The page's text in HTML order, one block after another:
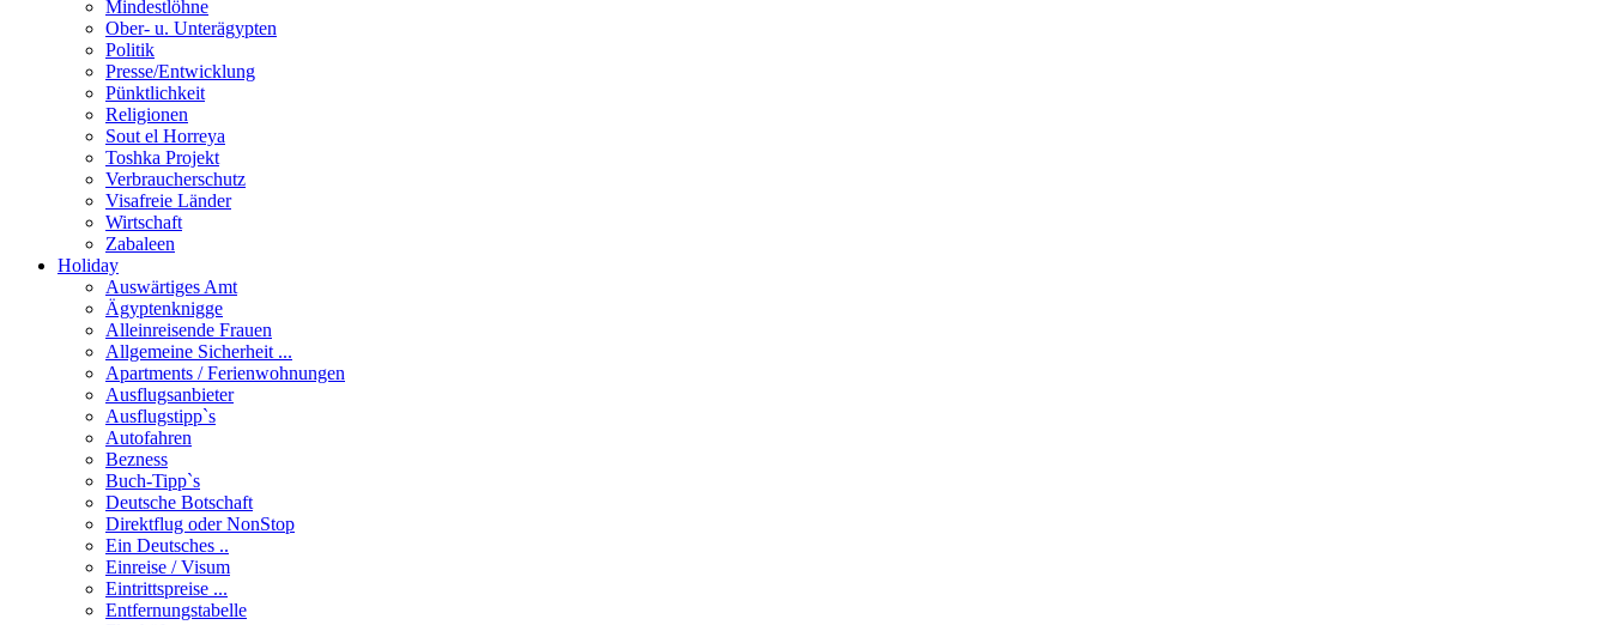
Mindestlöhne
Ober- u. Unterägypten
Politik
Presse/Entwicklung
Pünktlichkeit
Religionen
Sout el Horreya
Toshka Projekt
Verbraucherschutz
Visafreie Länder
Wirtschaft
Zabaleen
Holiday
Auswärtiges Amt
Ägyptenknigge
Alleinreisende Frauen
Allgemeine Sicherheit ...
Apartments / Ferienwohnungen
Ausflugsanbieter
Ausflugstipp`s
Autofahren
Bezness
Buch-Tipp`s
Deutsche Botschaft
Direktflug oder NonStop
Ein Deutsches ..
Einreise / Visum
Eintrittspreise ...
Entfernungstabelle